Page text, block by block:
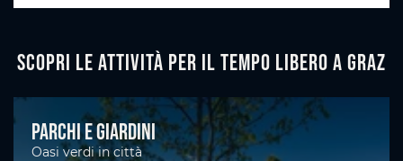
Scopri le attività per il tempo libero a Graz
Parchi e giardini
Oasi verdi in città